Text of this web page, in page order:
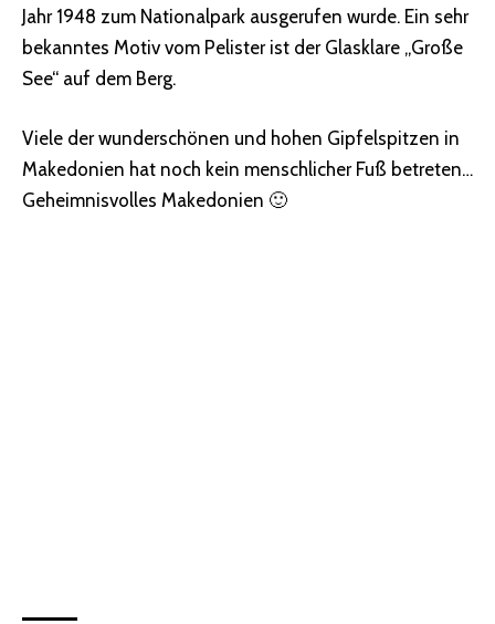
Jahr 1948 zum Nationalpark ausgerufen wurde. Ein sehr
bekanntes Motiv vom Pelister ist der Glasklare „Große
See“ auf dem Berg.
Viele der wunderschönen und hohen Gipfelspitzen in
Makedonien hat noch kein menschlicher Fuß betreten…
Geheimnisvolles Makedonien 🙂